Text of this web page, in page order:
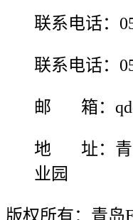
联系电话：
联系电话：
邮 箱：
地 址：青
业园
版权所有：青岛